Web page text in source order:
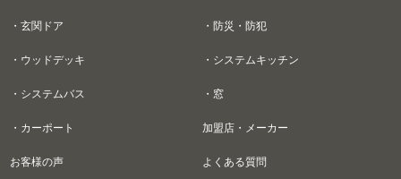
・玄関ドア ・防災・防犯
・ウッドデッキ ・システムキッチン
・システムバス ・窓
・カーポート 加盟店・メーカー
お客様の声 よくある質問